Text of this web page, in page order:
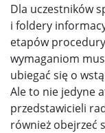
Dla uczestników
i foldery
etapów
wymaganiom
ubiegać się o
Ale to nie jedyne
przedstawicieli
również obejrzeć